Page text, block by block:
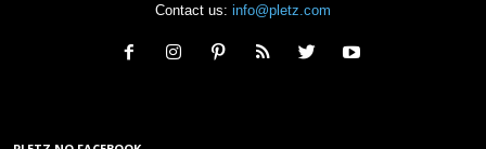
Contact us: info@pletz.com